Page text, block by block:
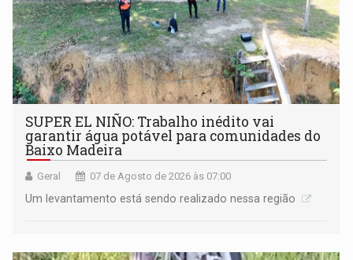
SUPER EL NIÑO: Trabalho inédito vai
garantir água potável para comunidades do
Baixo Madeira
Geral 07 de Agosto de 2026 às 07:00
Um levantamento está sendo realizado nessa região